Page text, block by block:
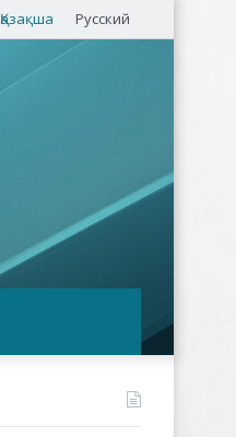
Қазақша Русский